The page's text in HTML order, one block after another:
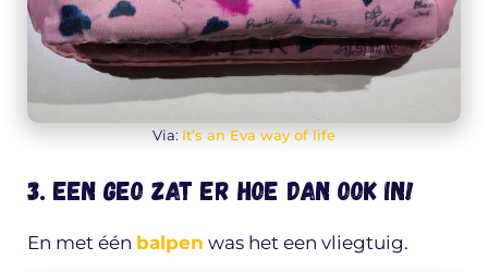
Via: It’s an Eva way of life
3. Een GEO zat er hoe dan ook in!
En met één balpen was het een vliegtuig.